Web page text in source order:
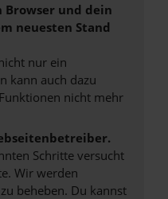
Browser und dein
neuesten Stand
nur ein
kann auch dazu
nicht mehr
Schritte versucht
Wir werden
beheben. Du kannst